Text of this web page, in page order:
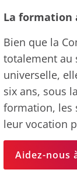
La formation
Bien que la
totalement au
universelle,
six ans, sous
formation, les
leur vocation
Aidez-nous